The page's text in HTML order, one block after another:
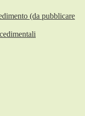
(da pubblicare